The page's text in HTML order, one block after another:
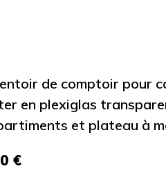
de comptoir pour
en plexiglas
et plateau à
€